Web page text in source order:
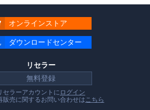
オンラインストア
ダウンロードセンター
リセラー
無料登録
セラーアカウントに ログイン
販売に関するお問い合わせは こちら